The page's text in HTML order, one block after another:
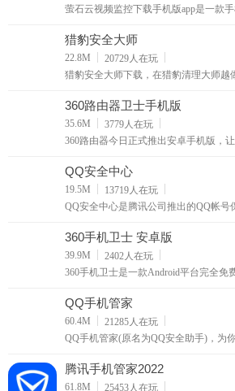
萤石云视频监控下载手机版app是一款
户在手机上实时查看公寓、工厂等地的
猎豹安全大师
22.8M 20729人在玩
猎豹安全大师下载，在猎豹清理大师越
间的定位要怎么区分呢，界面一如既往
360路由器卫士手机版
35.6M 3779人在玩
360路由器今日正式推出安卓手机版，
手机版让你的路由器随时随地重启关闭！
QQ安全中心
19.5M 13719人在玩
QQ安全中心是腾讯公司推出的QQ帐号
握QQ帐号信息.当您消费Q币时...我们为
的保护，让您省心省力地应对不安全的
360手机卫士 安卓版
39.9M 2402人在玩
360手机卫士是一款Android平台完全免
扫描，联网云查杀恶意软件，联网行为
IP自动拨号，系统清理手机加速
QQ手机管家
60.4M 21285人在玩
QQ手机管家(原名为QQ安全助手)，为
2、新增IP拨号功能，帮您有效的节
地、常用号码查询，方便好用； 4、
腾讯手机管家2022
61.8M 25453人在玩